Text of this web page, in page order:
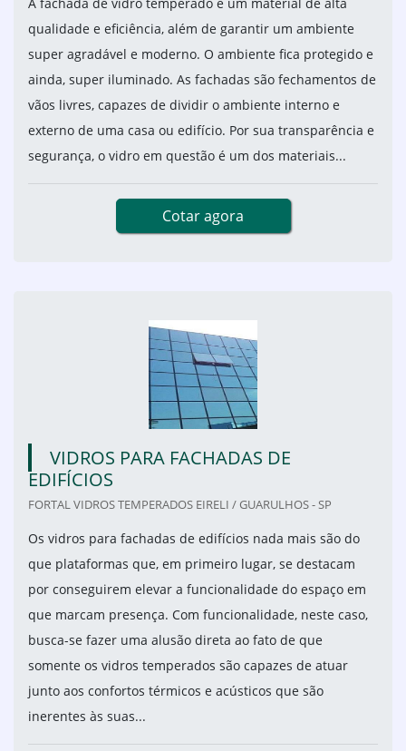
qualidade e eficiência, além de garantir um ambiente
super agradável e moderno. O ambiente fica protegido e
ainda, super iluminado. As fachadas são fechamentos de
vãos livres, capazes de dividir o ambiente interno e
externo de uma casa ou edifício. Por sua transparência e
segurança, o vidro em questão é um dos materiais...
Cotar agora
VIDROS PARA FACHADAS DE
EDIFÍCIOS
FORTAL VIDROS TEMPERADOS EIRELI / GUARULHOS - SP
Os vidros para fachadas de edifícios nada mais são do
que plataformas que, em primeiro lugar, se destacam
por conseguirem elevar a funcionalidade do espaço em
que marcam presença. Com funcionalidade, neste caso,
busca-se fazer uma alusão direta ao fato de que
somente os vidros temperados são capazes de atuar
junto aos confortos térmicos e acústicos que são
inerentes às suas...